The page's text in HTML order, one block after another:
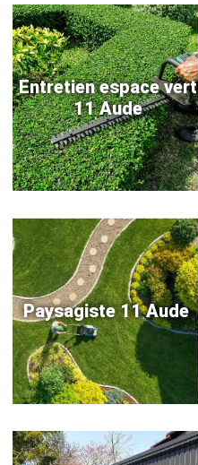
Entretien espace vert
11 Aude
Paysagiste 11 Aude